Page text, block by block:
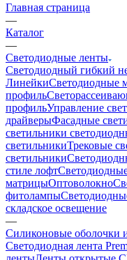
Главная страница
—
Каталог
—
Светодиодные ленты
Светодиодный гибкий
ЛинейкиСветодиодные
профиль
профильУправление
драйверыФасадные
светильники
светильникиТрековые
светильники
стиле лофт
матрицыОптоволокно
фитолампы
складское освещение
—
Силиконовые оболочки
Светодиодная лента